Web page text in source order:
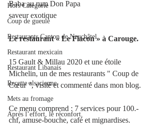
Hors Catégorie
Coup de gueule
Restaurants Canton de Neuchâtel
Restaurant mexicain
Restaurant Libanais
Recette alsacienne
Mets au fromage
Après l’effort, le réconfort.
Baba au rum Don Papa
saveur exotique
Le restaurant « Le Flacon » à Carouge.
15 Gault & Millau 2020 et une étoile
Michelin, un de mes restaurants " Coup de
Cœur ", visité et commenté dans mon blog.
Ce menu comprend : 7 services pour 100.-
chf, amuse-bouche, café et mignardises.